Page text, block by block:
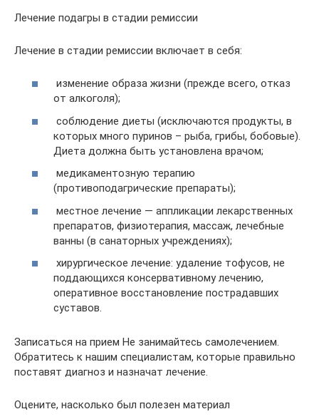
Лечение подагры в стадии ремиссии
Лечение в стадии ремиссии включает в себя:
изменение образа жизни (прежде всего, отказ
от алкоголя);
соблюдение диеты (исключаются продукты, в
которых много пуринов – рыба, грибы, бобовые).
Диета должна быть установлена врачом;
медикаментозную терапию
(противоподагрические препараты);
местное лечение — аппликации лекарственных
препаратов, физиотерапия, массаж, лечебные
ванны (в санаторных учреждениях);
хирургическое лечение: удаление тофусов, не
поддающихся консервативному лечению,
оперативное восстановление пострадавших
суставов.
Записаться на прием Не занимайтесь самолечением.
Обратитесь к нашим специалистам, которые правильно
поставят диагноз и назначат лечение.
Оцените, насколько был полезен материал